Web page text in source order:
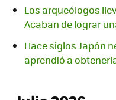
Los arqueólogos
Acaban de lograr
Hace siglos Japón
aprendió a